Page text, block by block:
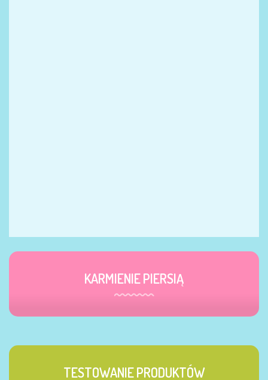
KARMIENIE PIERSIĄ
TESTOWANIE PRODUKTÓW